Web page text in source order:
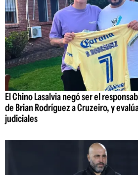
El Chino Lasalvia negó ser el
de Brian Rodríguez a Cruzeiro, y
judiciales